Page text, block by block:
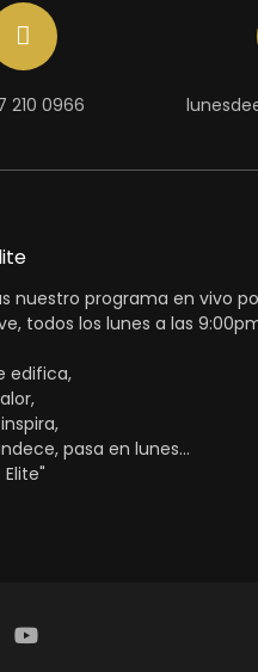
210 0966
nuestro programa en vivo
todos los lunes a las
edifica,
pasa en lunes...